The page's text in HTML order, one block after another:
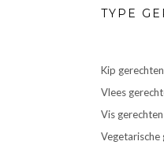
TYPE
Kip gerechten
Vlees
Vis gerechten
Vegetarische